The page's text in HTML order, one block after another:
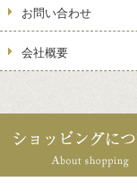
お問い合わせ
会社概要